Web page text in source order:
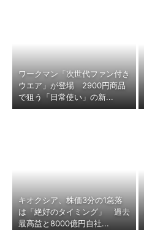
ワークマン「次世代ファン付き
ウエア」が登場 2900円商品
で狙う「日常使い」の新...
キオクシア、株価3分の1急落
は「絶好のタイミング」 過去
最高益と8000億円自社...